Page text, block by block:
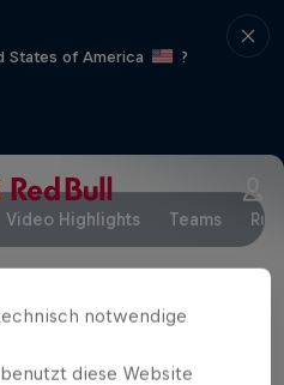
States of America
?
Video Highlights Teams
notwendige
diese Website